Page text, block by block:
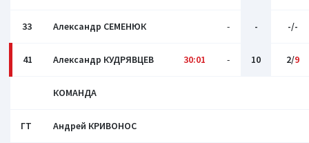
33 Александр СЕМEНЮК - - -/-
41 Александр КУДРЯВЦЕВ 30:01 - 10 2/9
КОМАНДА
ГТ Андрей КРИВОНОС